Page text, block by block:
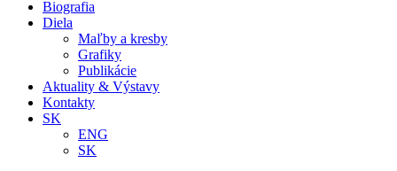
Biografia
Diela
Maľby a kresby
Grafiky
Publikácie
Aktuality & Výstavy
Kontakty
SK
ENG
SK